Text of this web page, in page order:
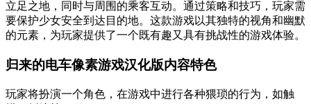
立足之地，同时与周围的乘客互动。通过策略和技巧，玩家需
要保护少女安全到达目的地。这款游戏以其独特的视角和幽默
的元素，为玩家提供了一个既有趣又具有挑战性的游戏体验。
归来的电车像素游戏汉化版内容特色
玩家将扮演一个角色，在游戏中进行各种猥琐的行为，如触